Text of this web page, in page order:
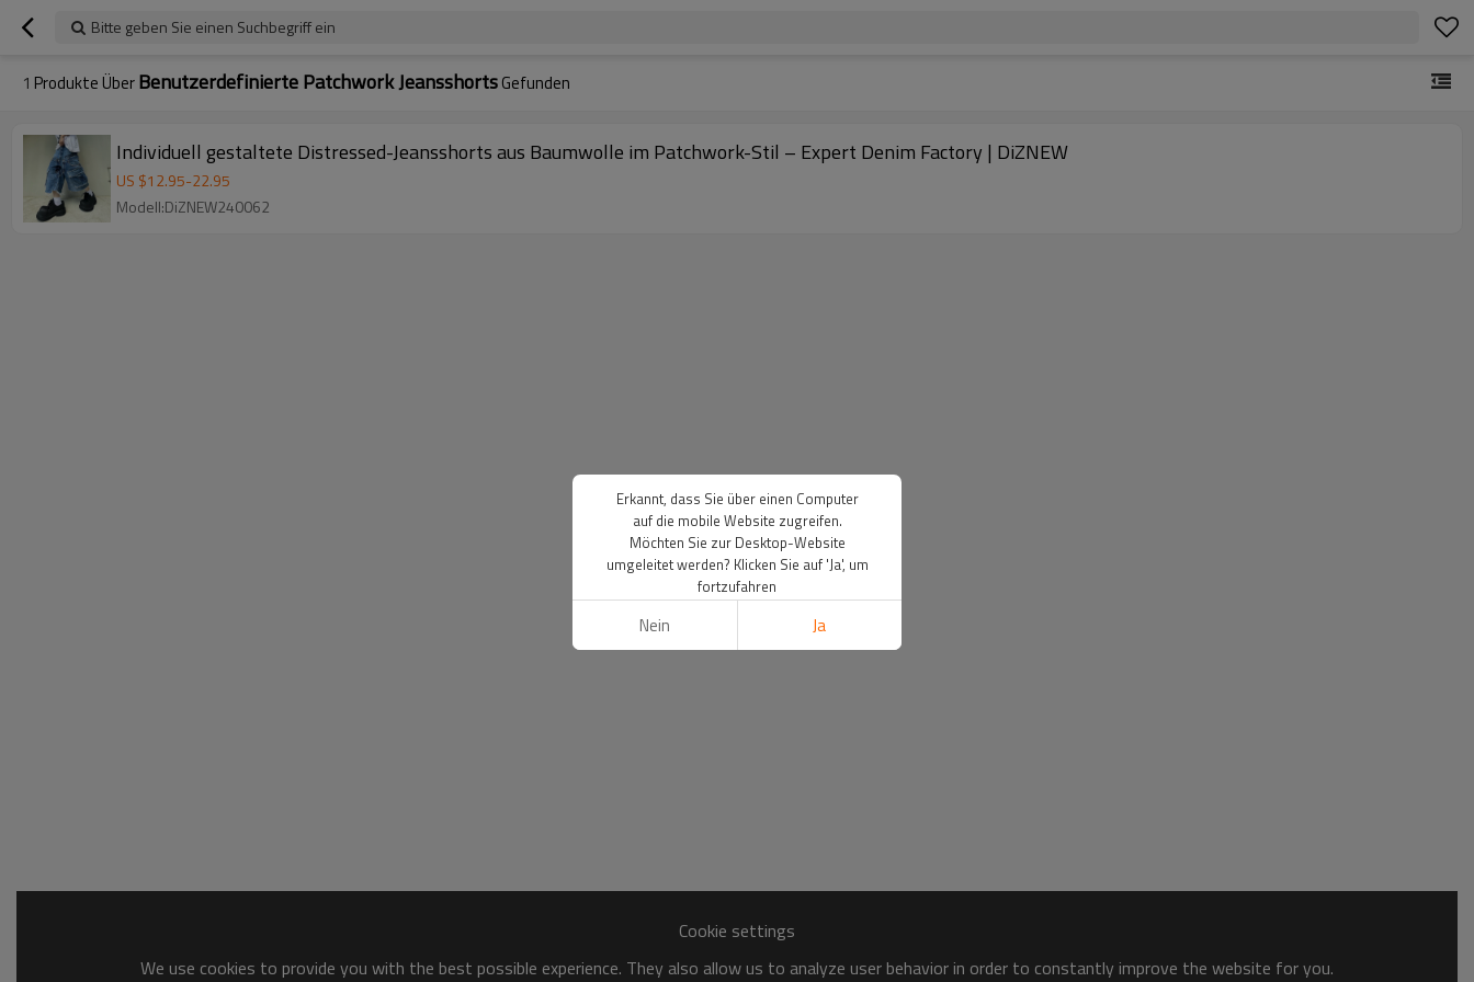
Bitte geben Sie einen Suchbegriff ein
1 Produkte ÜberBenutzerdefinierte Patchwork JeansshortsGefunden
Individuell gestaltete Distressed-Jeansshorts aus Baumwolle im Patchwork-Stil – Expert Denim Factory | DiZNEW
US $12.95-22.95
Modell:DiZNEW240062
Cookie settings
We use cookies to provide you with the best possible experience. They also allow us to analyze user behavior in order to constantly improve the website for you.
Erkannt, dass Sie über einen Computer
auf die mobile Website zugreifen.
Möchten Sie zur Desktop-Website
umgeleitet werden? Klicken Sie auf 'Ja', um
fortzufahren
Nein Ja